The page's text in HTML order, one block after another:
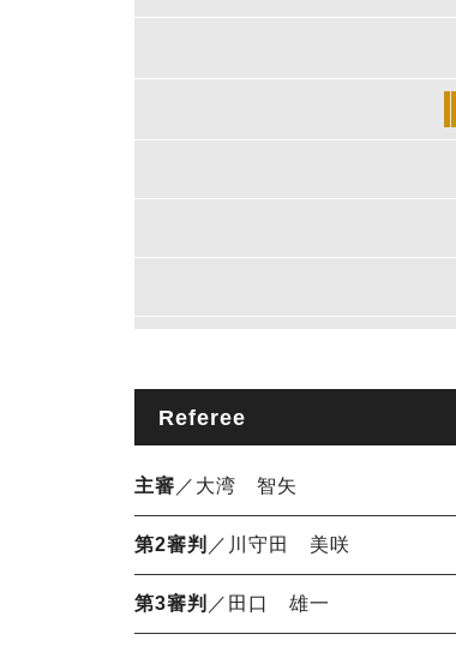
Referee
主審 ／大湾 智矢
第2審判 ／川守田 美咲
第3審判 ／田口 雄一